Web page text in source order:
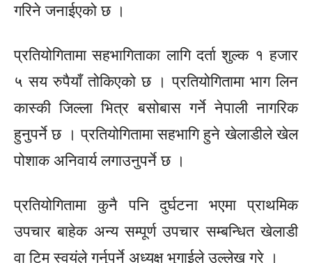
गरिने जनाईएको छ ।
प्रतियोगितामा सहभागिताका लागि दर्ता शुल्क १ हजार
५ सय रुपैयाँ तोकिएको छ । प्रतियोगितामा भाग लिन
कास्की जिल्ला भित्र बसोबास गर्ने नेपाली नागरिक
हुनुपर्ने छ । प्रतियोगितामा सहभागि हुने खेलाडीले खेल
पोशाक अनिवार्य लगाउनुपर्ने छ ।
प्रतियोगितामा कुनै पनि दुर्घटना भएमा प्राथमिक
उपचार बाहेक अन्य सम्पूर्ण उपचार सम्बन्धित खेलाडी
वा टिम स्वयंले गर्नुपर्ने अध्यक्षभुगाईलेउल्लेख गरे ।